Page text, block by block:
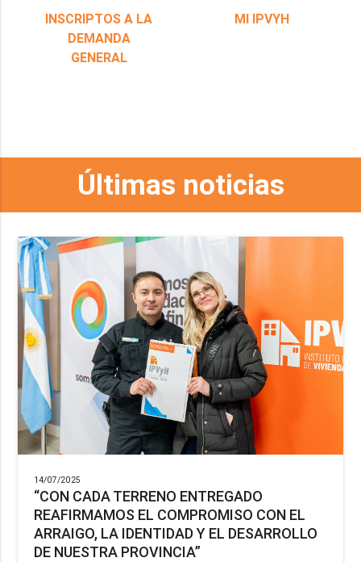
INSCRIPTOS A LA
DEMANDA
GENERAL
MI IPVYH
Últimas noticias
14/07/2025
“CON CADA TERRENO ENTREGADO
REAFIRMAMOS EL COMPROMISO CON EL
ARRAIGO, LA IDENTIDAD Y EL DESARROLLO
DE NUESTRA PROVINCIA”